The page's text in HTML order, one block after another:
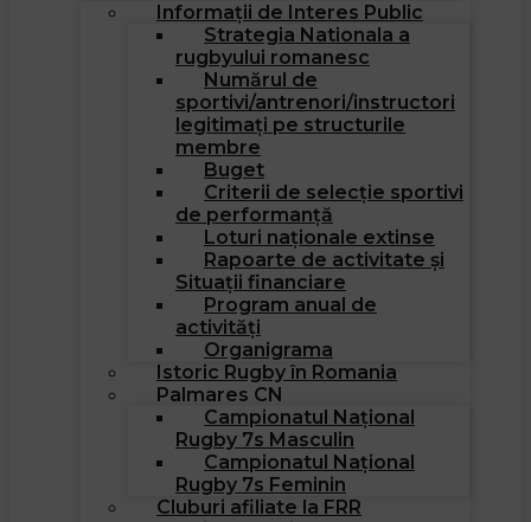
Informații de Interes Public
Strategia Nationala a
rugbyului romanesc
Numărul de
sportivi/antrenori/instructori
legitimați pe structurile
membre
Buget
Criterii de selecție sportivi
de performanță
Loturi naționale extinse
Rapoarte de activitate și
Situații financiare
Program anual de
activități
Organigrama
Istoric Rugby în Romania
Palmares CN
Campionatul Național
Rugby 7s Masculin
Campionatul Național
Rugby 7s Feminin
Cluburi afiliate la FRR